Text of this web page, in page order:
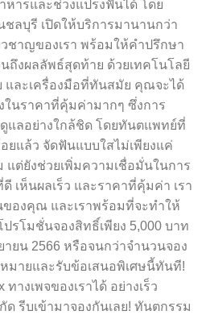
หารและช่วงแปรงฟันได้ โดย
ลบุรี เปิดให้บริการมานานกว่า
ชาญของเรา พร้อมให้คำปรึกษา
ถึงผลลัพธ์สุดท้าย ด้วยเทคโนโลยี
ละเครื่องมือที่ทันสมัย คุณจะได้
นราคาที่คุ้มค่ามากๆ ซึ่งการ
แลอย่างใกล้ชิด โดยทันตแพทย์ที่
ยแล้ว จัดฟันแบบใสไม่เพียงแค่
ต่ยังช่วยเพิ่มความเชื่อมั่นในการ
เห็นผลเร็ว และราคาที่คุ้มค่า เรา
องคุณ และเราพร้อมที่จะทำให้
รโมชั่นจองสิทธิ์เพียง 5,000 บาท
ยน 2566 หรือจนกว่าจำนวนจอง
หมายและรับข้อเสนอพิเศษนี้ทันที!
างเพจของเราได้ อย่างเร็ว
รีบเข้ามาจองกันเลย! ทันตกรรม